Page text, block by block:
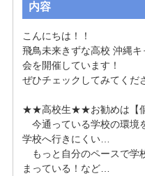
内容
こんにちは！！
飛鳥未来きずな高校 沖縄
会を開催しています！
ぜひチェックしてみてくだ
★★高校生★★お勧めは【個
今通っている学校の環境
学校へ行きにくい…
もっと自分のペースで学
まっている！など…